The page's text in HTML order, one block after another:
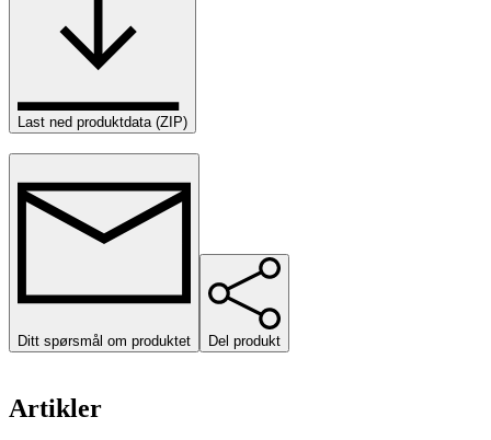
Last ned produktdata (ZIP)
Ditt spørsmål om produktet Del produkt
Artikler